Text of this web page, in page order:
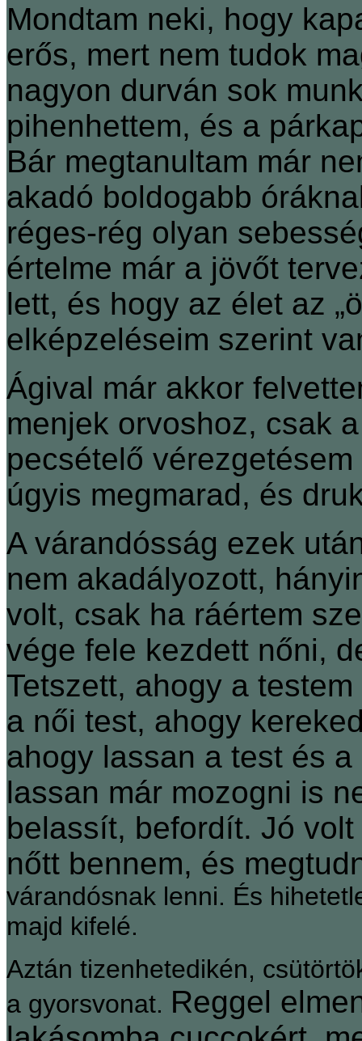
Mondtam neki, hogy
erős, mert nem tudok
nagyon durván sok
pihenhettem, és a
Bár megtanultam már
akadó boldogabb
réges-rég olyan
értelme már a jövőt
lett, és hogy az élet az
elképzeléseim szerint
Ágival már akkor
menjek orvoshoz, csak
pecsételő
úgyis megmarad, és
A várandósság ezek
nem akadályozott,
volt, csak ha ráértem
vége fele kezdett nőni,
Tetszett, ahogy a
a női test, ahogy
ahogy lassan a test és
lassan már mozogni is
belassít, befordít. Jó
nőtt bennem, és
várandósnak lenni. És
majd kifelé.
Aztán tizenhetedikén,
a gyorsvonat. Reggel